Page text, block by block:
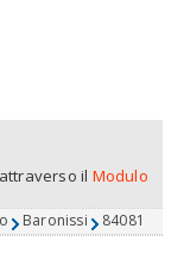
attraverso il Modulo
Baronissi 84081